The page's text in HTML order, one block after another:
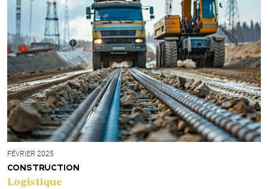
FÉVRIER 2025
CONSTRUCTION
Logistique